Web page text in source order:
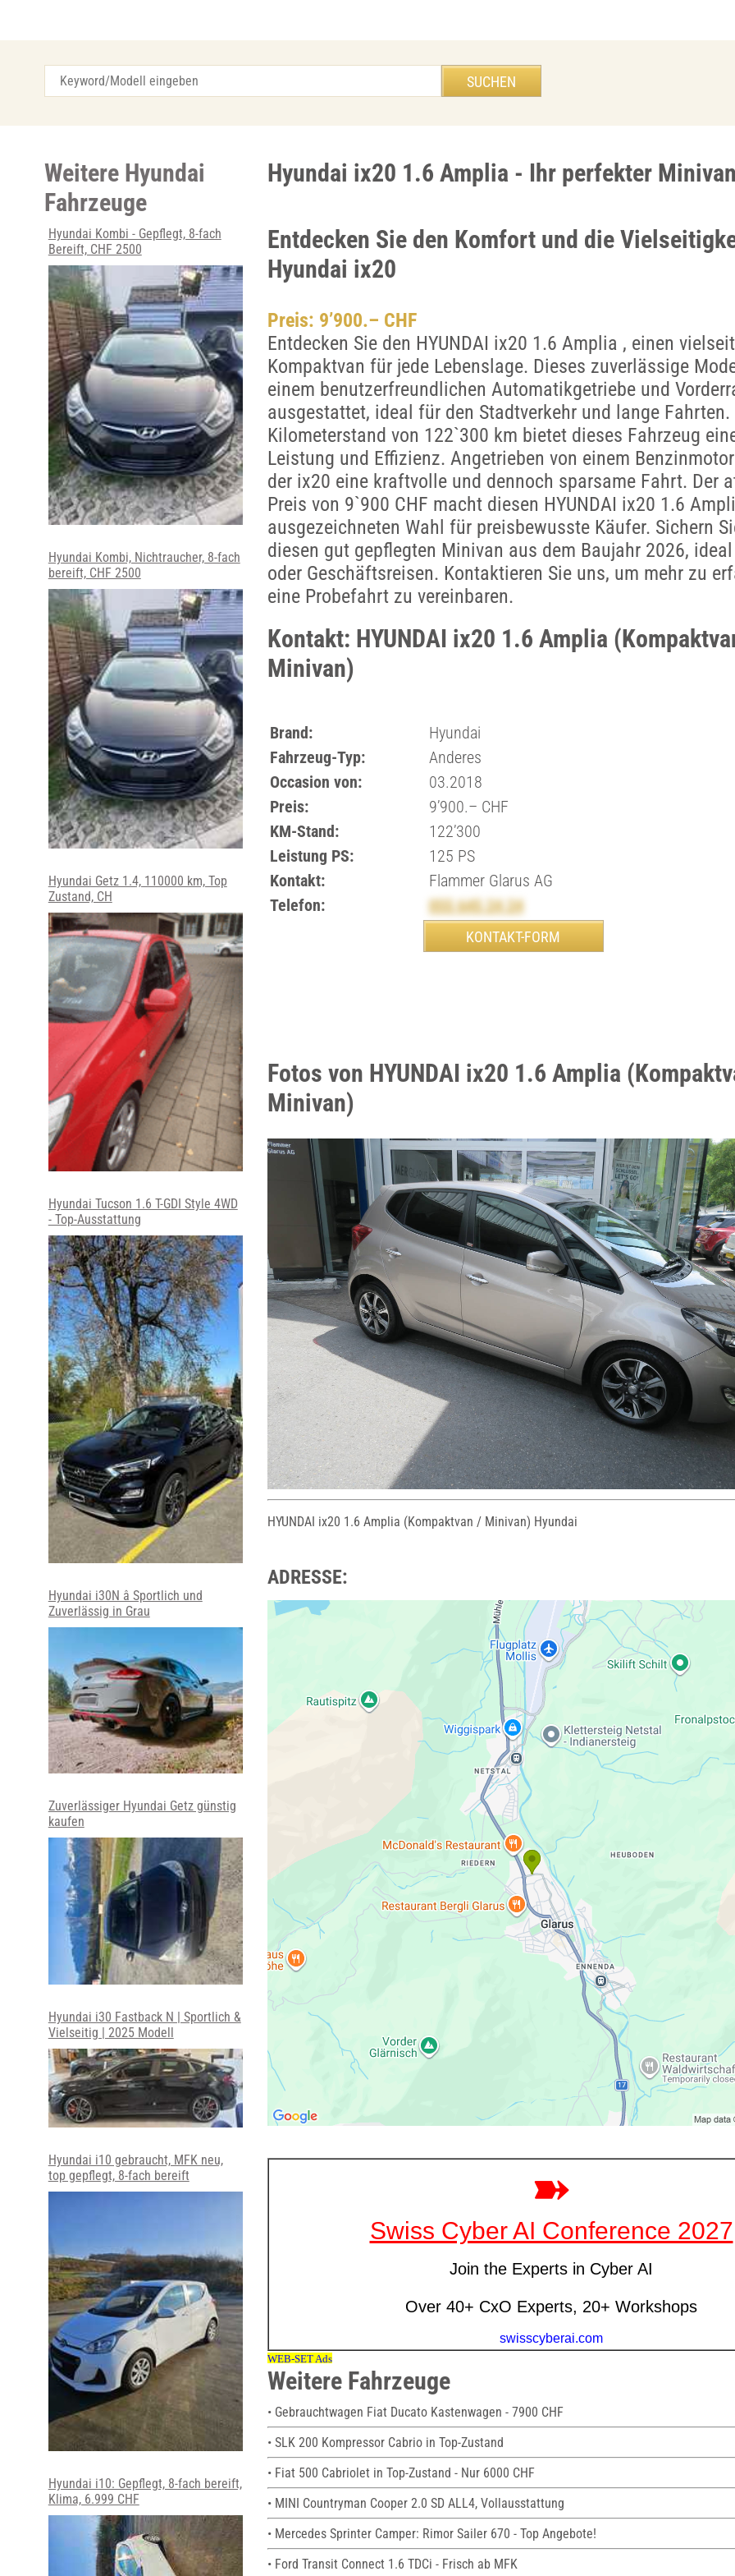
Hyundai ix20 1.6 Amplia - Ihr perfekter
Entdecken Sie den Komfort und die
Hyundai ix20
Preis: 9’900.– CHF
Entdecken Sie den HYUNDAI ix20 1.6 Amplia , einen
Kompaktvan für jede Lebenslage. Dieses zuverlässige
einem benutzerfreundlichen Automatikgetriebe und
ausgestattet, ideal für den Stadtverkehr und lange
Kilometerstand von 122`300 km bietet dieses Fahrzeug
Leistung und Effizienz. Angetrieben von einem
der ix20 eine kraftvolle und dennoch sparsame Fahrt. Der
Preis von 9`900 CHF macht diesen HYUNDAI ix20 1.6
ausgezeichneten Wahl für preisbewusste Käufer. Sichern
diesen gut gepflegten Minivan aus dem Baujahr 2026,
oder Geschäftsreisen. Kontaktieren Sie uns, um mehr zu
eine Probefahrt zu vereinbaren.
Kontakt: HYUNDAI ix20 1.6 Amplia
Minivan)
Brand:
Hyundai
Fahrzeug-Typ:
Anderes
Occasion von:
03.2018
Preis:
9’900.– CHF
KM-Stand:
122’300
Leistung PS:
125 PS
Kontakt:
Flammer Glarus AG
Telefon:
055 645 24 24
Fotos von HYUNDAI ix20 1.6 Amplia
Minivan)
HYUNDAI ix20 1.6 Amplia (Kompaktvan / Minivan) Hyundai
ADRESSE:
Weitere Fahrzeuge
• Gebrauchtwagen Fiat Ducato Kastenwagen - 7900 CHF
• SLK 200 Kompressor Cabrio in Top-Zustand
• Fiat 500 Cabriolet in Top-Zustand - Nur 6000 CHF
• MINI Countryman Cooper 2.0 SD ALL4, Vollausstattung
• Mercedes Sprinter Camper: Rimor Sailer 670 - Top Angebote!
• Ford Transit Connect 1.6 TDCi - Frisch ab MFK
Weitere Hyundai
Fahrzeuge
Hyundai Kombi - Gepflegt, 8-fach
Bereift, CHF 2500
Hyundai Kombi, Nichtraucher, 8-fach
bereift, CHF 2500
Hyundai Getz 1.4, 110000 km, Top
Zustand, CH
Hyundai Tucson 1.6 T-GDI Style 4WD
- Top-Ausstattung
Hyundai i30N â Sportlich und
Zuverlässig in Grau
Zuverlässiger Hyundai Getz günstig
kaufen
Hyundai i30 Fastback N | Sportlich &
Vielseitig | 2025 Modell
Hyundai i10 gebraucht, MFK neu,
top gepflegt, 8-fach bereift
Hyundai i10: Gepflegt, 8-fach bereift,
Klima, 6.999 CHF